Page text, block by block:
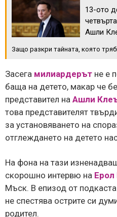
13-ото
Ашли
Защо разкри тайната, която
Засега милиардерът не е
баща на детето, макар че
представител на Ашли
това представителят
за установяването на
отглеждането на детето
На фона на тази
скорошно интервю на
Мъск. В епизод от
не спестява острите си
родител.